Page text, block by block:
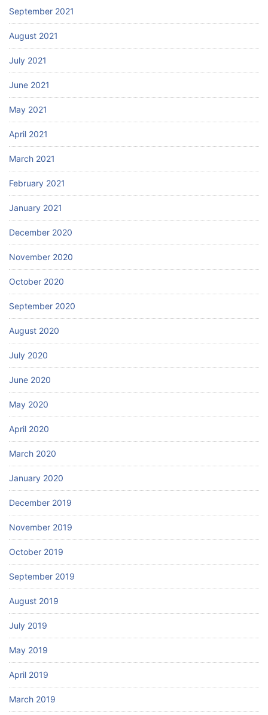
September 2021
August 2021
July 2021
June 2021
May 2021
April 2021
March 2021
February 2021
January 2021
December 2020
November 2020
October 2020
September 2020
August 2020
July 2020
June 2020
May 2020
April 2020
March 2020
January 2020
December 2019
November 2019
October 2019
September 2019
August 2019
July 2019
May 2019
April 2019
March 2019